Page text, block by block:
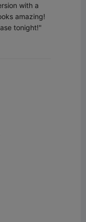
with a
amazing!
tonight!"